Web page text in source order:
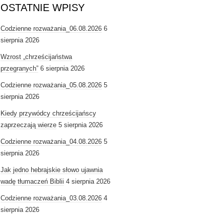
OSTATNIE WPISY
Codzienne rozważania_06.08.2026 6
sierpnia 2026
Wzrost „chrześcijaństwa
przegranych” 6 sierpnia 2026
Codzienne rozważania_05.08.2026 5
sierpnia 2026
Kiedy przywódcy chrześcijańscy
zaprzeczają wierze 5 sierpnia 2026
Codzienne rozważania_04.08.2026 5
sierpnia 2026
Jak jedno hebrajskie słowo ujawnia
wadę tłumaczeń Biblii 4 sierpnia 2026
Codzienne rozważania_03.08.2026 4
sierpnia 2026